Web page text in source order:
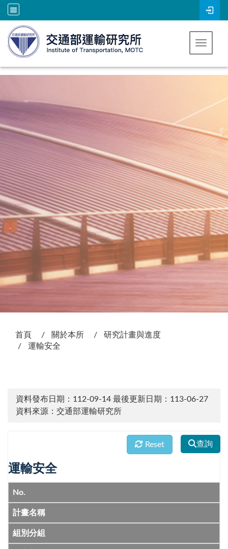
跳到主要內容
Toggle
首頁 關於本所
研究計畫與進度
運輸安全
資料發布日期：112-09-14 最後更新日期：113-06-27
資料來源：交通部運輸研究所
查詢
Reset
運輸安全
No.
計畫名稱
組別分組